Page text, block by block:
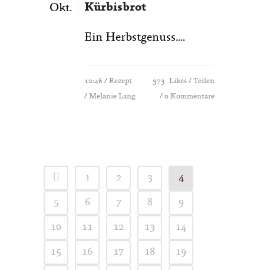
Okt.
Kürbisbrot
Ein Herbstgenuss....
12:46 / Rezept
/ Melanie Lang
373 Likes
Teilen
0 Kommentare
1 2 3 4
5 6 7 8 9
10 11 12 13 14
15 16 17 18 19